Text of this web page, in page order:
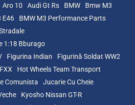
Aro 10 Audi Gt Rs BMW
Bmw M3
E46
BMW M3 Performance Parts
1:18 Bburago
Figurina Indian
Figurină Soldat WW2
Hot Wheels Team Transport
Comunista
Jucarie Cu Cheie
Kyosho Nissan GT-R